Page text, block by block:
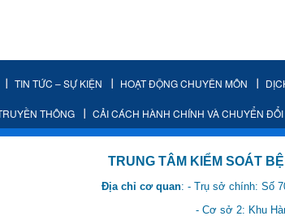
TIN TỨC – SỰ KIỆN HOẠT ĐỘNG CHUYÊN MÔN
THÔNG CẢI CÁCH HÀNH CHÍNH VÀ CHUYỂN
TRUNG TÂM KIỂM SOÁT BỆNH
Địa chỉ cơ quan: - Trụ sở chính: Số
- Cơ sở 2: Khu Hành chính mới,